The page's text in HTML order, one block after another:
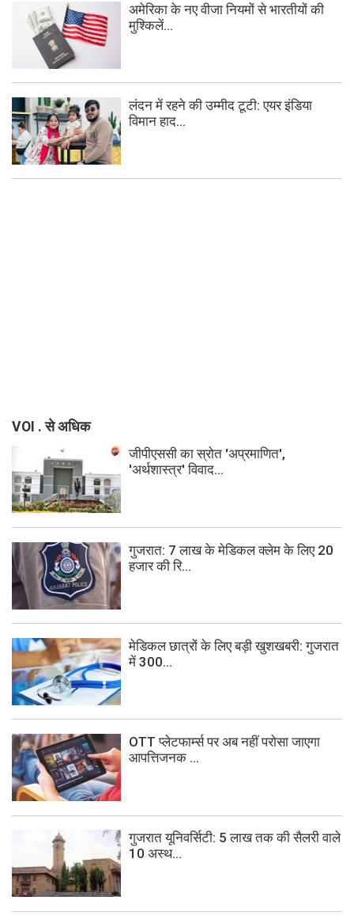
अमेरिका के नए वीजा नियमों से भारतीयों की
मुश्किलें...
लंदन में रहने की उम्मीद टूटी: एयर इंडिया
विमान हाद...
VOI . से अधिक
जीपीएससी का स्रोत 'अप्रमाणित',
'अर्थशास्त्र' विवाद...
गुजरात: 7 लाख के मेडिकल क्लेम के लिए 20
हजार की रि...
मेडिकल छात्रों के लिए बड़ी खुशखबरी: गुजरात
में 300...
OTT प्लेटफार्म्स पर अब नहीं परोसा जाएगा
आपत्तिजनक ...
गुजरात यूनिवर्सिटी: 5 लाख तक की सैलरी वाले
10 अस्थ...